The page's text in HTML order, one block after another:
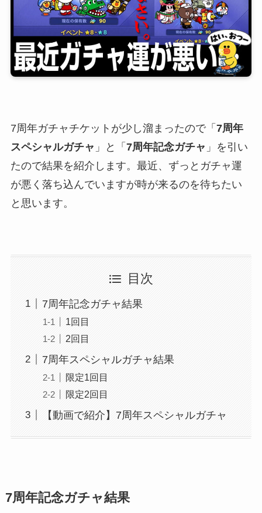
7周年ガチャチケットが少し溜まったので「 7周年
スペシャルガチャ 」と「 7周年記念ガチャ 」を引い
たので結果を紹介します。最近、ずっとガチャ運
が悪く落ち込んでいますが時が来るのを待ちたい
と思います。
目次
7周年記念ガチャ結果
1回目
2回目
7周年スペシャルガチャ結果
限定1回目
限定2回目
【動画で紹介】7周年スペシャルガチャ
7周年記念ガチャ結果